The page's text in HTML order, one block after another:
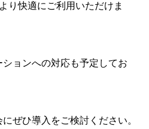
り快適にご利用いただけま
ョンへの対応も予定してお
ぜひ導入をご検討ください。